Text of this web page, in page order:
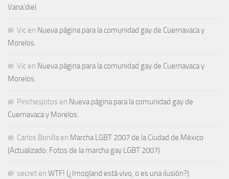
Vana’diel
Vic en Nueva página para la comunidad gay de Cuernavaca y
Morelos.
Vic en Nueva página para la comunidad gay de Cuernavaca y
Morelos.
Pinchesjotos en Nueva página para la comunidad gay de
Cuernavaca y Morelos.
Carlos Bonilla en Marcha LGBT 2007 de la Ciudad de México
(Actualizado: Fotos de la marcha gay LGBT 2007)
secret en WTF! (¿Imoqland está vivo, o es una ilusión?)